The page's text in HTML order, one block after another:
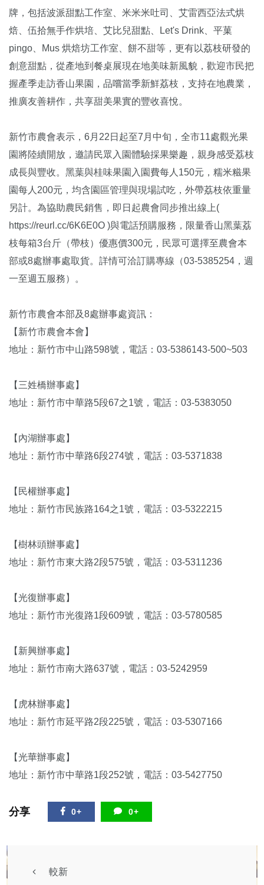
牌，包括波派甜點工作室、米米米吐司、艾雷西亞法式烘
焙、伍拾無手作烘培、艾比兒甜點、Let's Drink、平菓
pingo、Mus 烘焙坊工作室、餅不甜等，更有以荔枝研發的
創意甜點，從產地到餐桌展現在地美味新風貌，歡迎市民把
握產季走訪香山果園，品嚐當季新鮮荔枝，支持在地農業，
推廣友善耕作，共享甜美果實的豐收喜悅。
新竹市農會表示，6月22日起至7月中旬，全市11處觀光果
園將陸續開放，邀請民眾入園體驗採果樂趣，親身感受荔枝
成長與豐收。黑葉與桂味果園入園費每人150元，糯米糍果
園每人200元，均含園區管理與現場試吃，外帶荔枝依重量
另計。為協助農民銷售，即日起農會同步推出線上(
https://reurl.cc/6K6E0O )與電話預購服務，限量香山黑葉荔
枝每箱3台斤（帶枝）優惠價300元，民眾可選擇至農會本
部或8處辦事處取貨。詳情可洽訂購專線（03-5385254，週
一至週五服務）。
新竹市農會本部及8處辦事處資訊：
【新竹市農會本會】
地址：新竹市中山路598號，電話：03-5386143-500~503
【三姓橋辦事處】
地址：新竹市中華路5段67之1號，電話：03-5383050
【內湖辦事處】
地址：新竹市中華路6段274號，電話：03-5371838
【民權辦事處】
地址：新竹市民族路164之1號，電話：03-5322215
【樹林頭辦事處】
地址：新竹市東大路2段575號，電話：03-5311236
【光復辦事處】
地址：新竹市光復路1段609號，電話：03-5780585
【新興辦事處】
地址：新竹市南大路637號，電話：03-5242959
【虎林辦事處】
地址：新竹市延平路2段225號，電話：03-5307166
【光華辦事處】
地址：新竹市中華路1段252號，電話：03-5427750
分享 0+ 0+
較新